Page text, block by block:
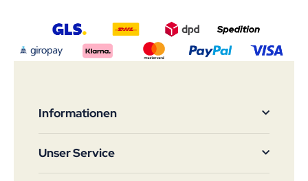
Informationen
Unser Service